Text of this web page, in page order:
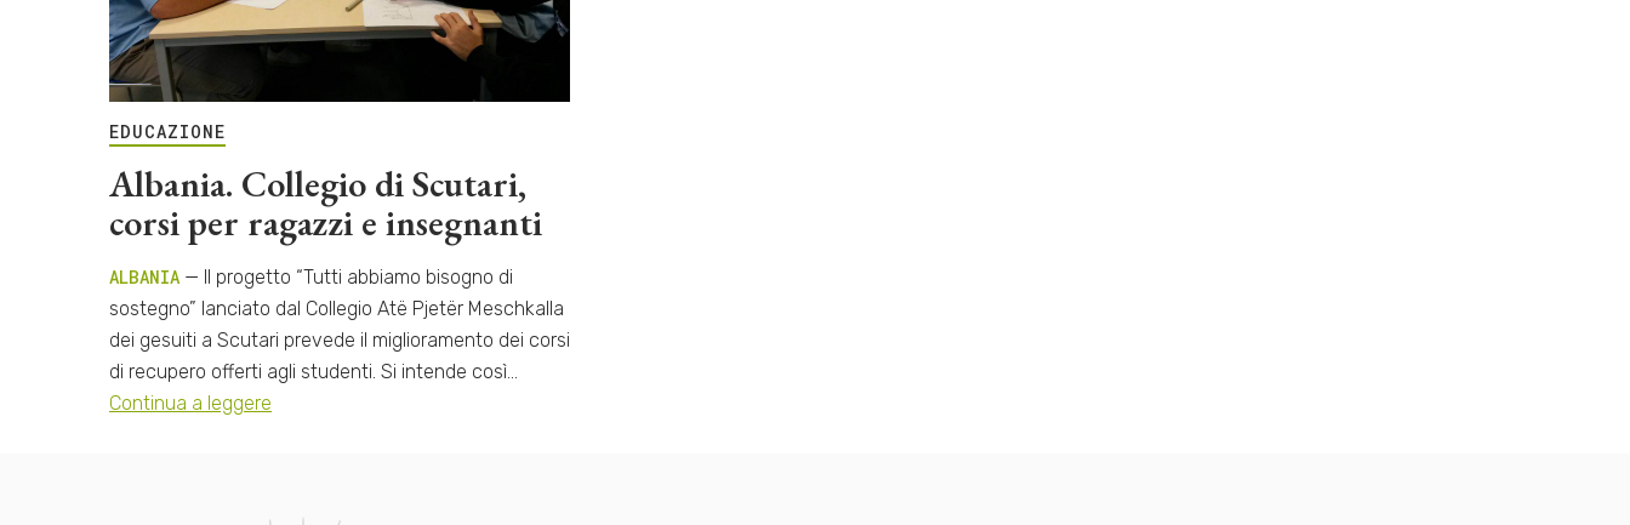
EDUCAZIONE
Albania. Collegio di Scutari,
corsi per ragazzi e insegnanti
ALBANIA — Il progetto “Tutti abbiamo bisogno di
sostegno” lanciato dal Collegio Atë Pjetër Meschkalla
dei gesuiti a Scutari prevede il miglioramento dei corsi
di recupero offerti agli studenti. Si intende così…
Continua a leggere